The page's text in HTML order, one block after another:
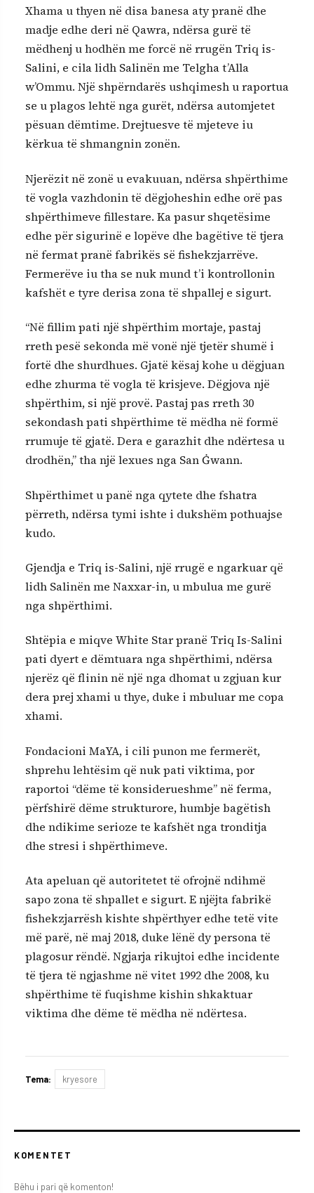
Xhama u thyen në disa banesa aty pranë dhe
madje edhe deri në Qawra, ndërsa gurë të
mëdhenj u hodhën me forcë në rrugën Triq is-
Salini, e cila lidh Salinën me Telgha t’Alla
w’Ommu. Një shpërndarës ushqimesh u raportua
se u plagos lehtë nga gurët, ndërsa automjetet
pësuan dëmtime. Drejtuesve të mjeteve iu
kërkua të shmangnin zonën.
Njerëzit në zonë u evakuuan, ndërsa shpërthime
të vogla vazhdonin të dëgjoheshin edhe orë pas
shpërthimeve fillestare. Ka pasur shqetësime
edhe për sigurinë e lopëve dhe bagëtive të tjera
në fermat pranë fabrikës së fishekzjarrëve.
Fermerëve iu tha se nuk mund t’i kontrollonin
kafshët e tyre derisa zona të shpallej e sigurt.
“Në fillim pati një shpërthim mortaje, pastaj
rreth pesë sekonda më vonë një tjetër shumë i
fortë dhe shurdhues. Gjatë kësaj kohe u dëgjuan
edhe zhurma të vogla të krisjeve. Dëgjova një
shpërthim, si një provë. Pastaj pas rreth 30
sekondash pati shpërthime të mëdha në formë
rrumuje të gjatë. Dera e garazhit dhe ndërtesa u
drodhën,” tha një lexues nga San Ġwann.
Shpërthimet u panë nga qytete dhe fshatra
përreth, ndërsa tymi ishte i dukshëm pothuajse
kudo.
Gjendja e Triq is-Salini, një rrugë e ngarkuar që
lidh Salinën me Naxxar-in, u mbulua me gurë
nga shpërthimi.
Shtëpia e miqve White Star pranë Triq Is-Salini
pati dyert e dëmtuara nga shpërthimi, ndërsa
njerëz që flinin në një nga dhomat u zgjuan kur
dera prej xhami u thye, duke i mbuluar me copa
xhami.
Fondacioni MaYA, i cili punon me fermerët,
shprehu lehtësim që nuk pati viktima, por
raportoi “dëme të konsiderueshme” në ferma,
përfshirë dëme strukturore, humbje bagëtish
dhe ndikime serioze te kafshët nga tronditja
dhe stresi i shpërthimeve.
Ata apeluan që autoritetet të ofrojnë ndihmë
sapo zona të shpallet e sigurt. E njëjta fabrikë
fishekzjarrësh kishte shpërthyer edhe tetë vite
më parë, në maj 2018, duke lënë dy persona të
plagosur rëndë. Ngjarja rikujtoi edhe incidente
të tjera të ngjashme në vitet 1992 dhe 2008, ku
shpërthime të fuqishme kishin shkaktuar
viktima dhe dëme të mëdha në ndërtesa.
Tema: kryesore
KOMENTET
Bëhu i pari që komenton!